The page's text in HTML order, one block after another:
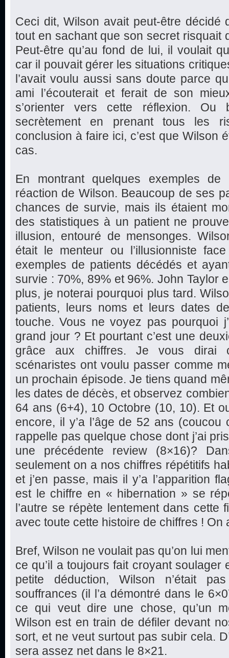
Ceci dit, Wilson avait peut-être décidé
tout en sachant que son secret risquait
Peut-être qu’au fond de lui, il voulait
car il pouvait gérer les situations
l’avait voulu aussi sans doute parce
ami l’écouterait et ferait de son
s’orienter vers cette réflexion.
secrètement en prenant tous les
conclusion à faire ici, c’est que Wilson
cas.
En montrant quelques exemples
réaction de Wilson. Beaucoup de ses
chances de survie, mais ils étaient
des statistiques à un patient ne
illusion, entouré de mensonges.
était le menteur ou l’illusionniste
exemples de patients décédés et
survie : 70%, 89% et 96%. John Taylor
plus, je noterai pourquoi plus tard.
patients, leurs noms et leurs dates
touche. Vous ne voyez pas pourquoi
grand jour ? Et pourtant c’est une
grâce aux chiffres. Je vous dirai
scénaristes ont voulu passer comme
un prochain épisode. Je tiens quand
les dates de décès, et observez
64 ans (6+4), 10 Octobre (10, 10). Et
encore, il y’a l’âge de 52 ans
rappelle pas quelque chose dont j’ai
une précédente review (8×16)?
seulement on a nos chiffres répétitifs
et j’en passe, mais il y’a l’apparition
est le chiffre en « hibernation » se
l’autre se répète lentement dans cette
avec toute cette histoire de chiffres !
Bref, Wilson ne voulait pas qu’on lui
ce qu’il a toujours fait croyant soulager
petite déduction, Wilson n’était
souffrances (il l’a démontré dans le
ce qui veut dire une chose, qu’un
Wilson est en train de défiler devant
sort, et ne veut surtout pas subir cela.
sera assez net dans le 8×21.